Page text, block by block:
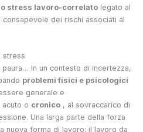
stress lavoro-correlato legato al
dei rischi associati al
stress
In un contesto di incertezza,
problemi fisici e psicologici
generale e
acuto o cronico , al sovraccarico di
Una larga parte della forza
nuova forma di lavoro: il lavoro da